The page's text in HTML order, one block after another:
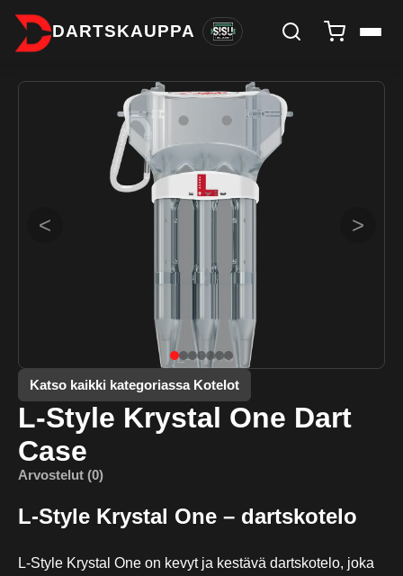
DARTSKAUPPA
< >
Katso kaikki kategoriassa Kotelot
L-Style Krystal One Dart
Case
Arvostelut (0)
L-Style Krystal One – dartskotelo
L-Style Krystal One on kevyt ja kestävä dartskotelo, joka